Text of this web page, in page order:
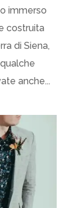
immerso
costruita
di Siena,
anche...